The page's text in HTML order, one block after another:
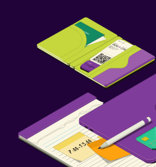
Habitación
Enchufe cerca de la cama
Zona de trabajo
Fax/fotocopiadora